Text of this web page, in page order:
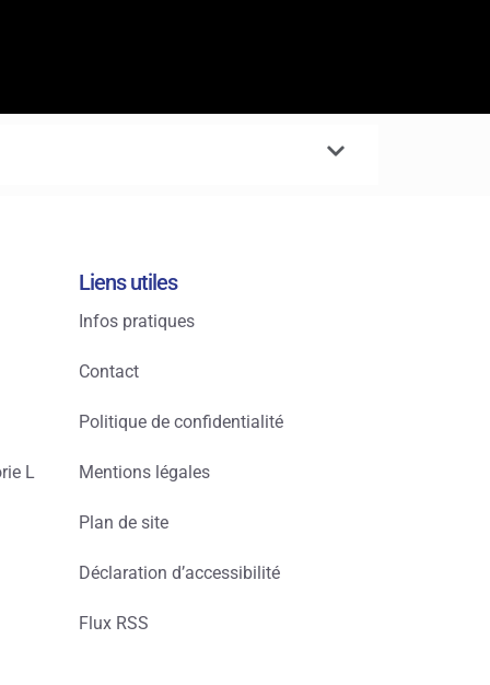
L
Liens utiles
Infos pratiques
Contact
Politique de confidentialité
Mentions légales
Plan de site
Déclaration d’accessibilité
Flux RSS